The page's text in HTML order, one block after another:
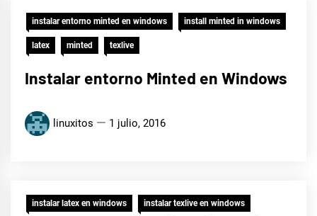
instalar entorno minted en windows install minted in windows
latex minted texlive
Instalar entorno Minted en Windows
linuxitos 1 julio, 2016
instalar latex en windows instalar texlive en windows